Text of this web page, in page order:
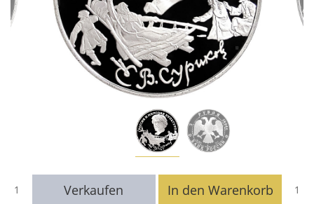
Verkaufen In den Warenkorb